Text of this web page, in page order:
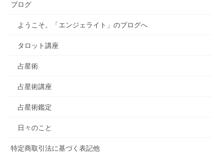
ブログ
ようこそ。「エンジェライト」のブログへ
タロット講座
占星術
占星術講座
占星術鑑定
日々のこと
特定商取引法に基づく表記他